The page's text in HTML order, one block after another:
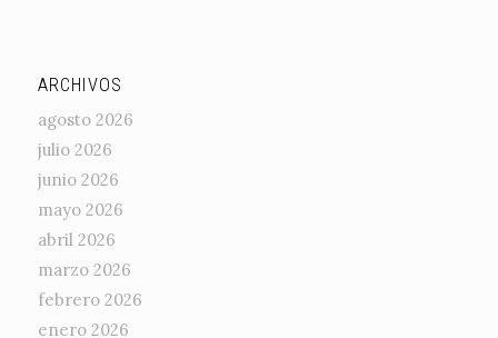
ARCHIVOS
agosto 2026
julio 2026
junio 2026
mayo 2026
abril 2026
marzo 2026
febrero 2026
enero 2026